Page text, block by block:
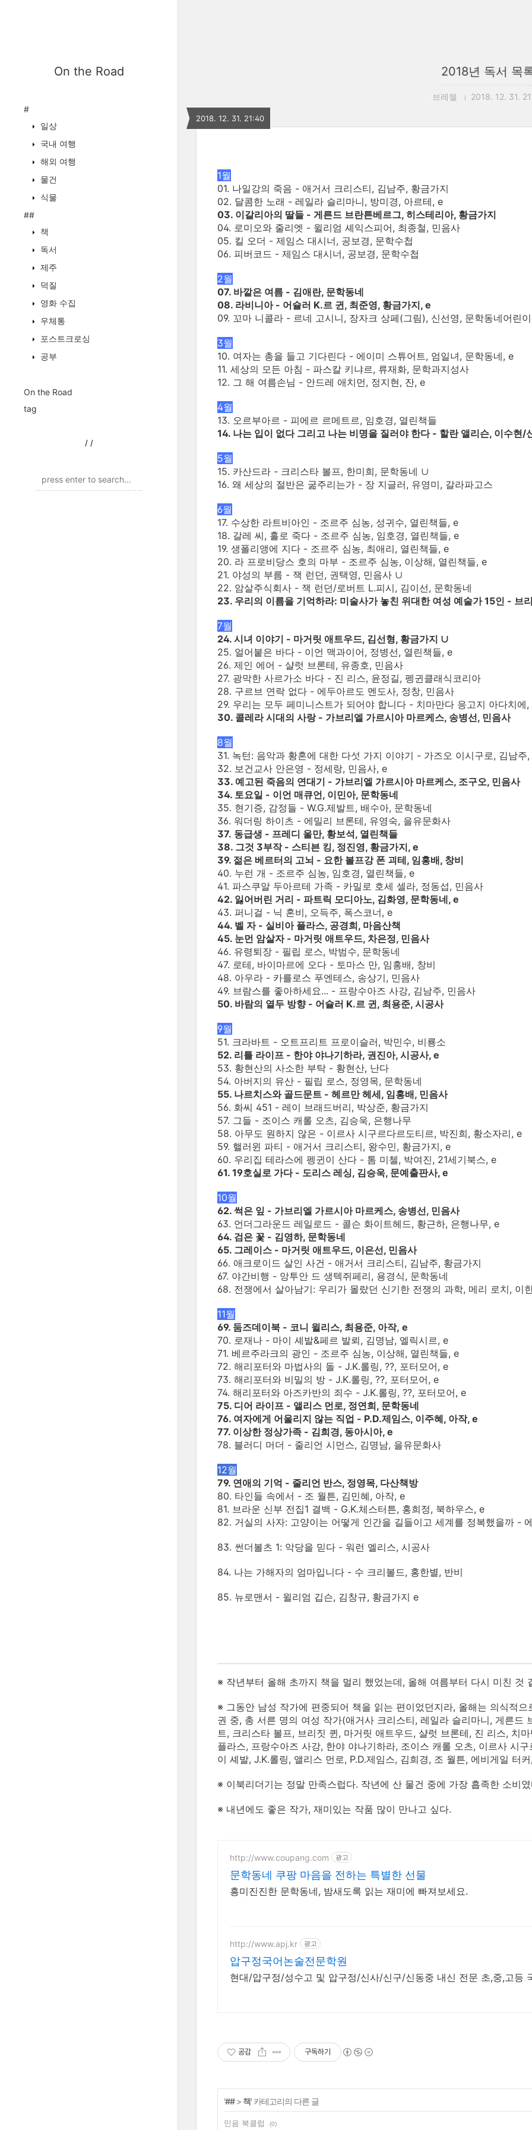
On the Road
#
일상
국내 여행
해외 여행
물건
식물
##
책
독서
제주
덕질
영화 수집
우체통
포스트크로싱
공부
On the Road
tag
/ /
2018년 독서 목
브레첼 2018. 12. 31.
2018. 12. 31. 21:40
1월
01. 나일강의 죽음 - 애거서 크리스티, 김남주, 황금가지
02. 달콤한 노래 - 레일라 슬리마니, 방미경, 아르테, e
03. 이갈리아의 딸들 - 게른드 브란튼베르그, 히스테리아, 황금가지
04. 로미오와 줄리엣 - 윌리엄 셰익스피어, 최종철, 민음사
05. 킬 오더 - 제임스 대시너, 공보경, 문학수첩
06. 피버코드 - 제임스 대시너, 공보경, 문학수첩
2월
07. 바깥은 여름 - 김애란, 문학동네
08. 라비니아 - 어슐러 K.르 귄, 최준영, 황금가지, e
09. 꼬마 니콜라 - 르네 고시니, 장자크 상페(그림), 신선영, 문학동네어린이
3월
10. 여자는 총을 들고 기다린다 - 에이미 스튜어트, 엄일녀, 문학동네, e
11. 세상의 모든 아침 - 파스칼 키냐르, 류재화, 문학과지성사
12. 그 해 여름손님 - 안드레 애치먼, 정지현, 잔, e
4월
13. 오르부아르 - 피에르 르메트르, 임호경, 열린책들
14. 나는 입이 없다 그리고 나는 비명을 질러야 한다 - 할란 앨리슨, 이수현/
5월
15. 카산드라 - 크리스타 볼프, 한미희, 문학동네 ∪
16. 왜 세상의 절반은 굶주리는가 - 장 지글러, 유영미, 갈라파고스
6월
17. 수상한 라트비아인 - 조르주 심농, 성귀수, 열린책들, e
18. 갈레 씨, 홀로 죽다 - 조르주 심농, 임호경, 열린책들, e
19. 생폴리앵에 지다 - 조르주 심농, 최애리, 열린책들, e
20. 라 프로비당스 호의 마부 - 조르주 심농, 이상해, 열린책들, e
21. 야성의 부름 - 잭 런던, 권택영, 민음사 ∪
22. 암살주식회사 - 잭 런던/로버트 L.피시, 김이선, 문학동네
23. 우리의 이름을 기억하라: 미술사가 놓친 위대한 여성 예술가 15인 - 브
7월
24. 시녀 이야기 - 마거릿 애트우드, 김선형, 황금가지 ∪
25. 얼어붙은 바다 - 이언 맥과이어, 정병선, 열린책들, e
26. 제인 에어 - 샬럿 브론테, 유종호, 민음사
27. 광막한 사르가소 바다 - 진 리스, 윤정길, 펭귄클래식코리아
28. 구르브 연락 없다 - 에두아르도 멘도사, 정창, 민음사
29. 우리는 모두 페미니스트가 되어야 합니다 - 치마만다 응고지 아다치에,
30. 콜레라 시대의 사랑 - 가브리엘 가르시아 마르케스, 송병선, 민음사
8월
31. 녹턴: 음악과 황혼에 대한 다섯 가지 이야기 - 가즈오 이시구로, 김남주
32. 보건교사 안은영 - 정세랑, 민음사, e
33. 예고된 죽음의 연대기 - 가브리엘 가르시아 마르케스, 조구오, 민음사
34. 토요일 - 이언 매큐언, 이민아, 문학동네
35. 현기증, 감정들 - W.G.제발트, 배수아, 문학동네
36. 워더링 하이츠 - 에밀리 브론테, 유영숙, 을유문화사
37. 동급생 - 프레디 울만, 황보석, 열린책들
38. 그것 3부작 - 스티븐 킹, 정진영, 황금가지, e
39. 젊은 베르터의 고뇌 - 요한 볼프강 폰 괴테, 임홍배, 창비
40. 누런 개 - 조르주 심농, 임호경, 열린책들, e
41. 파스쿠알 두아르테 가족 - 카밀로 호세 셀라, 정동섭, 민음사
42. 잃어버린 거리 - 파트릭 모디아노, 김화영, 문학동네, e
43. 퍼니걸 - 닉 혼비, 오득주, 폭스코너, e
44. 벨 자 - 실비아 플라스, 공경희, 마음산책
45. 눈먼 암살자 - 마거릿 애트우드, 차은정, 민음사
46. 유령퇴장 - 필립 로스, 박범수, 문학동네
47. 로테, 바이마르에 오다 - 토마스 만, 임홍배, 창비
48. 아우라 - 카를로스 푸엔테스, 송상기, 민음사
49. 브람스를 좋아하세요... - 프랑수아즈 사강, 김남주, 민음사
50. 바람의 열두 방향 - 어슐러 K.르 귄, 최용준, 시공사
9월
51. 크라바트 - 오트프리트 프로이슬러, 박민수, 비룡소
52. 리틀 라이프 - 한야 야나기하라, 권진아, 시공사, e
53. 황현산의 사소한 부탁 - 황현산, 난다
54. 아버지의 유산 - 필립 로스, 정영목, 문학동네
55. 나르치스와 골드문트 - 헤르만 헤세, 임홍배, 민음사
56. 화씨 451 - 레이 브래드버리, 박상준, 황금가지
57. 그들 - 조이스 캐롤 오츠, 김승욱, 은행나무
58. 아무도 원하지 않은 - 이르사 시구르다르도티르, 박진희, 황소자리, e
59. 핼러윈 파티 - 애거서 크리스티, 왕수민, 황금가지, e
60. 우리집 테라스에 펭귄이 산다 - 톰 미첼, 박여진, 21세기북스, e
61. 19호실로 가다 - 도리스 레싱, 김승욱, 문예출판사, e
10월
62. 썩은 잎 - 가브리엘 가르시아 마르케스, 송병선, 민음사
63. 언더그라운드 레일로드 - 콜슨 화이트헤드, 황근하, 은행나무, e
64. 검은 꽃 - 김영하, 문학동네
65. 그레이스 - 마거릿 애트우드, 이은선, 민음사
66. 애크로이드 살인 사건 - 애거서 크리스티, 김남주, 황금가지
67. 야간비행 - 앙투안 드 생텍쥐페리, 용경식, 문학동네
68. 전쟁에서 살아남기: 우리가 몰랐던 신기한 전쟁의 과학, 메리 로치, 이
11월
69. 둠즈데이북 - 코니 윌리스, 최용준, 아작, e
70. 로재나 - 마이 셰발&페르 발뢰, 김명남, 엘릭시르, e
71. 베르주라크의 광인 - 조르주 심농, 이상해, 열린책들, e
72. 해리포터와 마법사의 돌 - J.K.롤링, ??, 포터모어, e
73. 해리포터와 비밀의 방 - J.K.롤링, ??, 포터모어, e
74. 해리포터와 아즈카반의 죄수 - J.K.롤링, ??, 포터모어, e
75. 디어 라이프 - 앨리스 먼로, 정연희, 문학동네
76. 여자에게 어울리지 않는 직업 - P.D.제임스, 이주혜, 아작, e
77. 이상한 정상가족 - 김희경, 동아시아, e
78. 블러디 머더 - 줄리언 시먼스, 김명남, 을유문화사
12월
79. 연애의 기억 - 줄리언 반스, 정영목, 다산책방
80. 타인들 속에서 - 조 월튼, 김민혜, 아작, e
81. 브라운 신부 전집1 결백 - G.K.체스터튼, 홍희정, 북하우스, e
82. 거실의 사자: 고양이는 어떻게 인간을 길들이고 세계를 정복했을까 -
83. 썬더볼츠 1: 악당을 믿다 - 워런 엘리스, 시공사
84. 나는 가해자의 엄마입니다 - 수 크리볼드, 홍한별, 반비
85. 뉴로맨서 - 윌리엄 깁슨, 김창규, 황금가지 e
※ 작년부터 올해 초까지 책을 멀리 했었는데, 올해 여름부터 다시 미친 것
※ 그동안 남성 작가에 편중되어 책을 읽는 편이었던지라, 올해는 의식적
권 중, 총 서른 명의 여성 작가(애거사 크리스티, 레일라 슬리마니, 게른드
트, 크리스타 볼프, 브리짓 퀸, 마거릿 애트우드, 샬럿 브론테, 진 리스, 치
플라스, 프랑수아즈 사강, 한야 야나기하라, 조이스 캐롤 오츠, 이르사 시
이 셰발, J.K.롤링, 앨리스 먼로, P.D.제임스, 김희경, 조 월튼, 에비게일 터
※ 이북리더기는 정말 만족스럽다. 작년에 산 물건 중에 가장 흡족한 소비였
※ 내년에도 좋은 작가, 재미있는 작품 많이 만나고 싶다.
http://www.coupang.com 광고
문학동네 쿠팡 마음을 전하는 특별한 선물
흥미진진한 문학동네, 밤새도록 읽는 재미에 빠져보세요.
http://www.apj.kr 광고
압구정국어논술전문학원
현대/압구정/성수고 및 압구정/신사/신구/신동중 내신 전문 초,중,고등
공감 구독하기
'##>책' 카테고리의 다른 글
민음 북클럽 (0)